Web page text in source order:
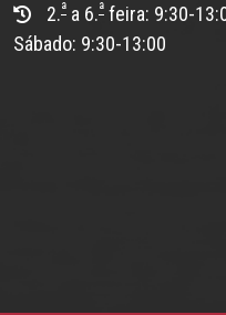
2.ª a 6.ª feira: 9:30-
Sábado: 9:30-13:00